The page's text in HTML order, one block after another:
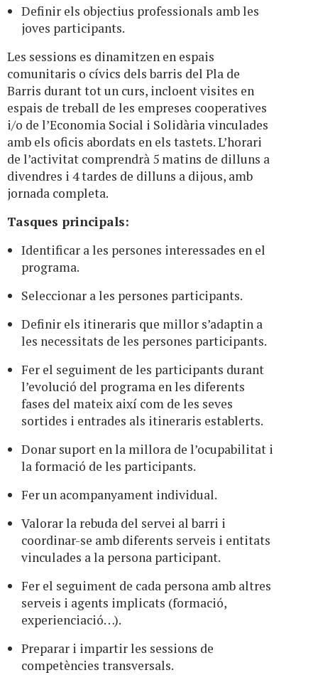
Definir els objectius professionals amb les
joves participants.
Les sessions es dinamitzen en espais
comunitaris o cívics dels barris del Pla de
Barris durant tot un curs, incloent visites en
espais de treball de les empreses cooperatives
i/o de l’Economia Social i Solidària vinculades
amb els oficis abordats en els tastets. L’horari
de l’activitat comprendrà 5 matins de dilluns a
divendres i 4 tardes de dilluns a dijous, amb
jornada completa.
Tasques principals:
Identificar a les persones interessades en el
programa.
Seleccionar a les persones participants.
Definir els itineraris que millor s’adaptin a
les necessitats de les persones participants.
Fer el seguiment de les participants durant
l’evolució del programa en les diferents
fases del mateix així com de les seves
sortides i entrades als itineraris establerts.
Donar suport en la millora de l’ocupabilitat i
la formació de les participants.
Fer un acompanyament individual.
Valorar la rebuda del servei al barri i
coordinar-se amb diferents serveis i entitats
vinculades a la persona participant.
Fer el seguiment de cada persona amb altres
serveis i agents implicats (formació,
experienciació…).
Preparar i impartir les sessions de
competències transversals.